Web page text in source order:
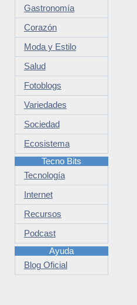
Gastronomía
Corazón
Moda y Estilo
Salud
Fotoblogs
Variedades
Sociedad
Ecosistema
Tecno Bits
Tecnología
Internet
Recursos
Podcast
Ayuda
Blog Oficial